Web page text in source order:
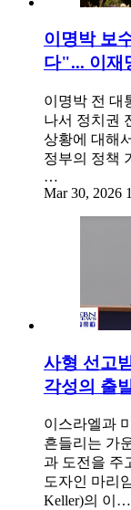
이명박 보
다"... 이재
이명박 전 대
나서 정치권
상황에 대해
정부의 정책
…
Mar 30, 2026
사형 선고
각성의 출
이스라엘과
흔들리는 가
과 도전을 주
도자인 마리
Keller)의 이…